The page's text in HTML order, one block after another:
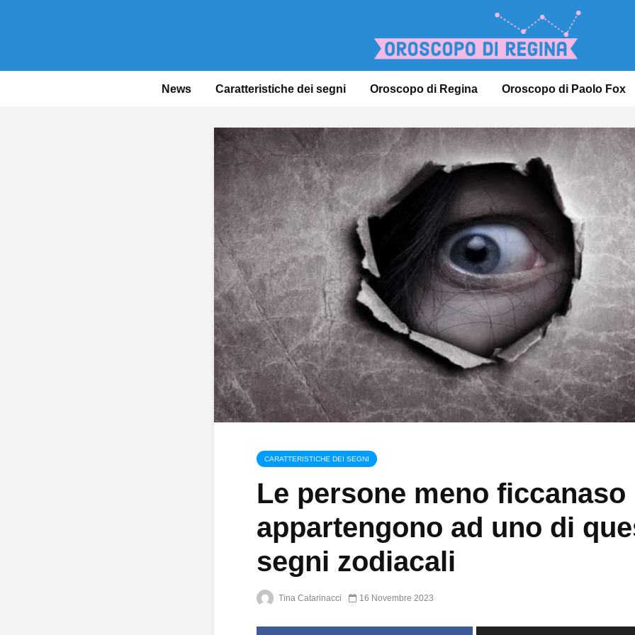
News Caratteristiche dei segni Oroscopo di Regina Oroscopo di Paolo Fox
CARATTERISTICHE DEI SEGNI
Le persone meno ficcanaso
appartengono ad uno di
segni zodiacali
Tina Catarinacci 16 Novembre 2023